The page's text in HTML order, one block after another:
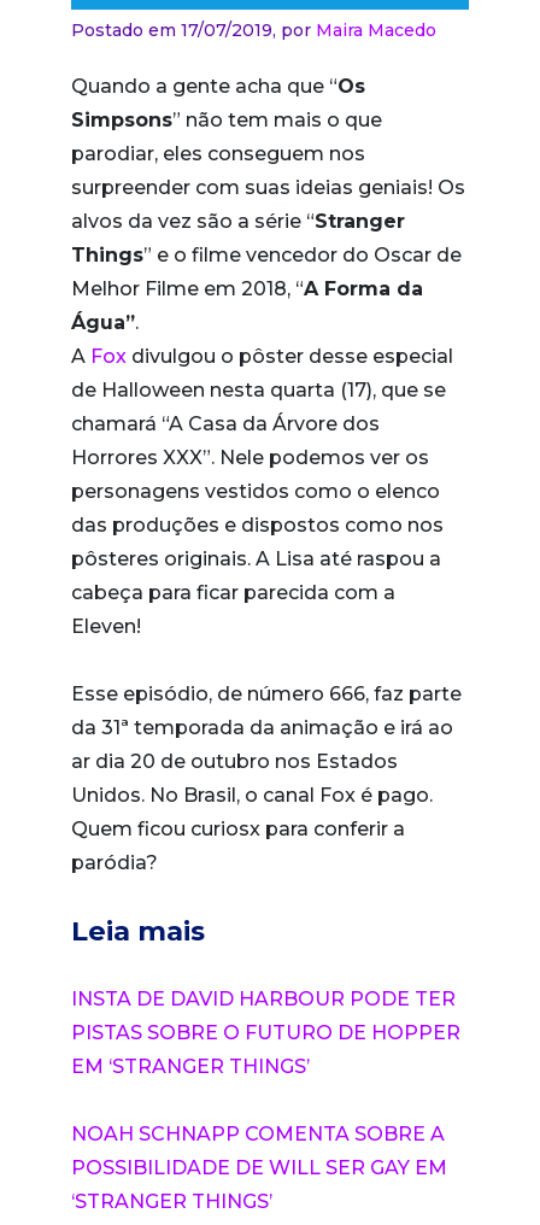
Postado em 17/07/2019, por Maira Macedo
Quando a gente acha que “Os
Simpsons” não tem mais o que
parodiar, eles conseguem nos
surpreender com suas ideias geniais! Os
alvos da vez são a série “Stranger
Things” e o filme vencedor do Oscar de
Melhor Filme em 2018, “A Forma da
Água”.
A Fox divulgou o pôster desse especial
de Halloween nesta quarta (17), que se
chamará “A Casa da Árvore dos
Horrores XXX”. Nele podemos ver os
personagens vestidos como o elenco
das produções e dispostos como nos
pôsteres originais. A Lisa até raspou a
cabeça para ficar parecida com a
Eleven!
Esse episódio, de número 666, faz parte
da 31ª temporada da animação e irá ao
ar dia 20 de outubro nos Estados
Unidos. No Brasil, o canal Fox é pago.
Quem ficou curiosx para conferir a
paródia?
Leia mais
INSTA DE DAVID HARBOUR PODE TER
PISTAS SOBRE O FUTURO DE HOPPER
EM ‘STRANGER THINGS’
NOAH SCHNAPP COMENTA SOBRE A
POSSIBILIDADE DE WILL SER GAY EM
‘STRANGER THINGS’